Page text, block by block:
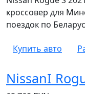
кроссовер для
поездок по
Купить авто
NissanI